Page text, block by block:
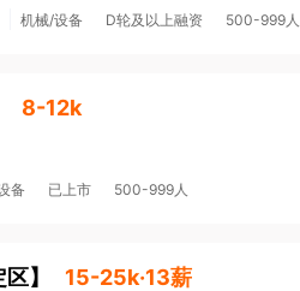
机械/设备 D轮及以上融资 500-999人
8-12k
备 已上市 500-999人
区】 15-25k·13薪